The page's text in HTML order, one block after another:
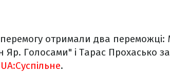
перемогу отримали два переможці:
Голосами" і Тарас Прохасько за
UA:Суспільне.